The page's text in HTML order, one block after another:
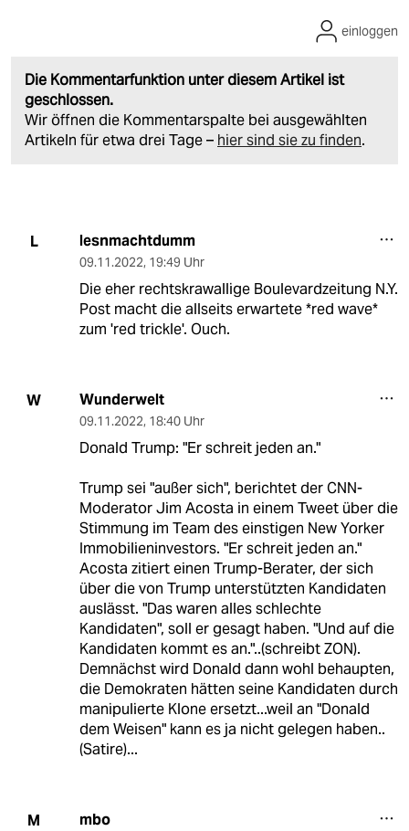
Die Kommentarfunktion unter diesem Artikel ist
geschlossen.
Wir öffnen die Kommentarspalte bei ausgewählten
Artikeln für etwa drei Tage – hier sind sie zu finden.
einloggen
L lesnmachtdumm
09.11.2022, 19:49 Uhr
Die eher rechtskrawallige Boulevardzeitung N.Y.
Post macht die allseits erwartete *red wave*
zum 'red trickle'. Ouch.
W Wunderwelt
09.11.2022, 18:40 Uhr
Donald Trump: "Er schreit jeden an."
Trump sei "außer sich", berichtet der CNN-
Moderator Jim Acosta in einem Tweet über die
Stimmung im Team des einstigen New Yorker
Immobilieninvestors. "Er schreit jeden an."
Acosta zitiert einen Trump-Berater, der sich
über die von Trump unterstützten Kandidaten
auslässt. "Das waren alles schlechte
Kandidaten", soll er gesagt haben. "Und auf die
Kandidaten kommt es an."..(schreibt ZON).
Demnächst wird Donald dann wohl behaupten,
die Demokraten hätten seine Kandidaten durch
manipulierte Klone ersetzt...weil an "Donald
dem Weisen" kann es ja nicht gelegen haben..
(Satire)...
M mbo